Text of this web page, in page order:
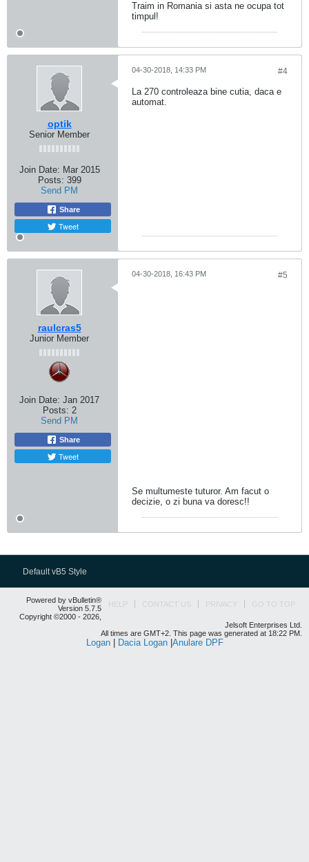
Traim in Romania si asta ne ocupa tot
timpul!
optik
Senior Member
Join Date: Mar 2015
Posts: 399
Send PM
Share
Tweet
#4
04-30-2018, 14:33 PM
La 270 controleaza bine cutia, daca e
automat.
raulcras5
Junior Member
Join Date: Jan 2017
Posts: 2
Send PM
Share
Tweet
#5
04-30-2018, 16:43 PM
Se multumeste tuturor. Am facut o
decizie, o zi buna va doresc!!
Default vB5 Style
HELP CONTACT US PRIVACY GO TO TOP
Powered by vBulletin®
Version 5.7.5
Copyright ©2000 - 2026,
Jelsoft Enterprises Ltd.
All times are GMT+2. This page was generated at 18:22 PM.
Logan| Dacia Logan| Anulare DPF